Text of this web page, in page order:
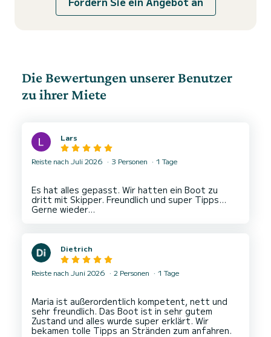
Die Bewertungen unserer Benutzer
zu ihrer Miete
Lars
Reiste nach Juli 2026 3 Personen 1 Tage
Es hat alles gepasst. Wir hatten ein Boot zu
dritt mit Skipper. Freundlich und super Tipps...
Dietrich
Reiste nach Juni 2026 2 Personen 1 Tage
Maria ist außerordentlich kompetent, nett und
sehr freundlich. Das Boot ist in sehr gutem
Zustand und alles wurde super erklärt. Wir
bekamen tolle Tipps an Stränden zum anfahren.